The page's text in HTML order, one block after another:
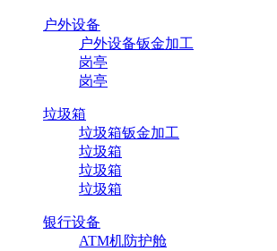
户外设备
户外设备钣金加工
岗亭
岗亭
垃圾箱
垃圾箱钣金加工
垃圾箱
垃圾箱
垃圾箱
银行设备
ATM机防护舱